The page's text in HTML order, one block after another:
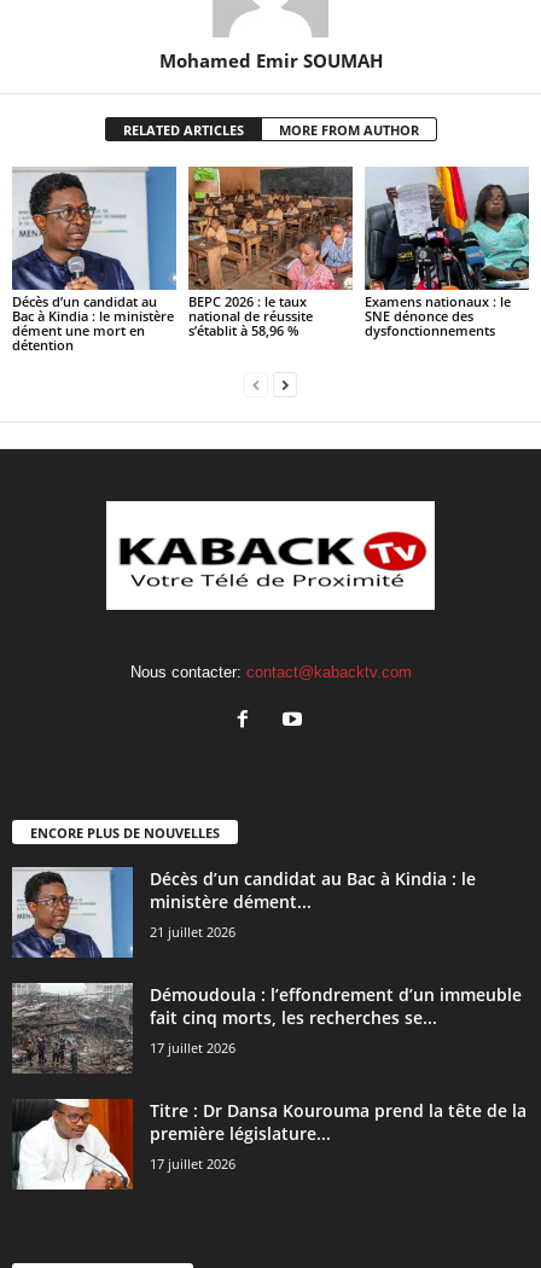
Mohamed Emir SOUMAH
RELATED ARTICLES MORE FROM AUTHOR
Décès d’un candidat au
Bac à Kindia : le ministère
dément une mort en
détention
BEPC 2026 : le taux
national de réussite
s’établit à 58,96 %
Examens nationaux : le
SNE dénonce des
dysfonctionnements
Nous contacter: contact@kabacktv.com
ENCORE PLUS DE NOUVELLES
Décès d’un candidat au Bac à Kindia : le
ministère dément...
21 juillet 2026
Démoudoula : l’effondrement d’un immeuble
fait cinq morts, les recherches se...
17 juillet 2026
Titre : Dr Dansa Kourouma prend la tête de la
première législature...
17 juillet 2026